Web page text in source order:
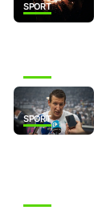
SPORT
SPORT